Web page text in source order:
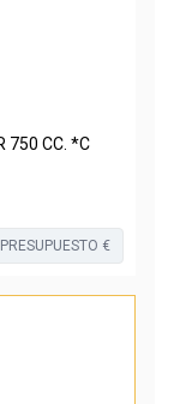
QUITATINTAS STAR 750 CC. *C
€